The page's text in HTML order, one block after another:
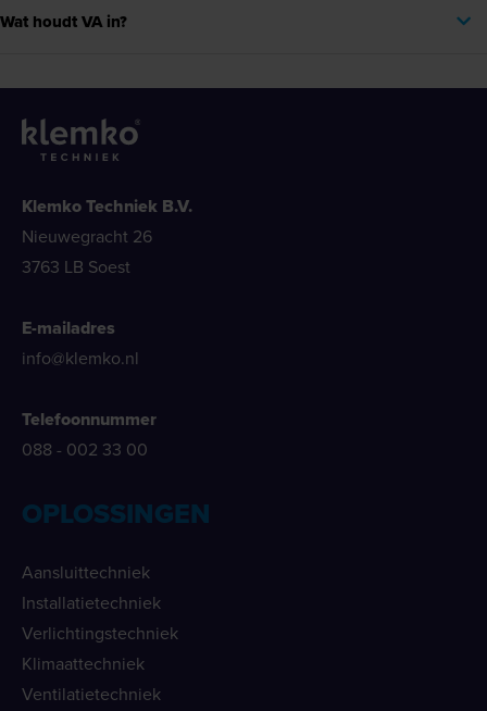
Wat houdt VA in?
Klemko Techniek B.V.
Nieuwegracht 26
3763 LB Soest
E-mailadres
info@klemko.nl
Telefoonnummer
088 - 002 33 00
OPLOSSINGEN
Aansluittechniek
Installatietechniek
Verlichtingstechniek
Klimaattechniek
Ventilatietechniek